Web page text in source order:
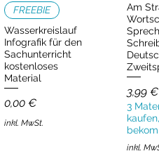
Schnellansicht
FREEBIE
Wasserkreislauf
Infografik für den
Sachunterricht
kostenloses
Material
Preis
0,00 €
inkl. MwSt.
Am
Preis
3,99 €
3
inkl.